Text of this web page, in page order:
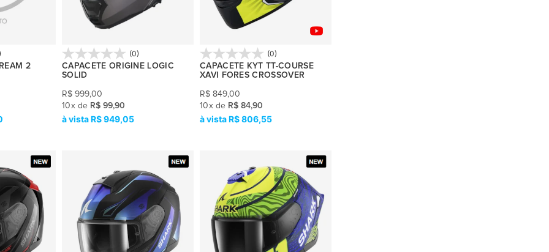
2
(0)
CAPACETE ORIGINE LOGIC
SOLID
R$ 999,00
10x de R$ 99,90
R$ 949,05
(0)
CAPACETE KYT TT-COURSE
XAVI FORES CROSSOVER
R$ 849,00
10x de R$ 84,90
R$ 806,55